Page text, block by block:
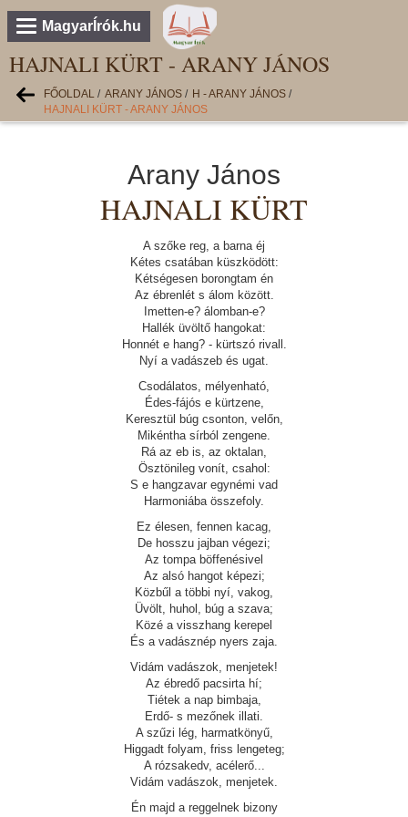
MagyarÍrók.hu
HAJNALI KÜRT - ARANY JÁNOS
FŐOLDAL / ARANY JÁNOS / H - ARANY JÁNOS /
HAJNALI KÜRT - ARANY JÁNOS
Arany János
HAJNALI KÜRT
A szőke reg, a barna éj
Kétes csatában küszködött:
Kétségesen borongtam én
Az ébrenlét s álom között.
Imetten-e? álomban-e?
Hallék üvöltő hangokat:
Honnét e hang? - kürtszó rivall.
Nyí a vadászeb és ugat.
Csodálatos, mélyenható,
Édes-fájós e kürtzene,
Keresztül búg csonton, velőn,
Mikéntha sírból zengene.
Rá az eb is, az oktalan,
Ösztönileg vonít, csahol:
S e hangzavar egynémi vad
Harmoniába összefoly.
Ez élesen, fennen kacag,
De hosszu jajban végezi;
Az tompa böffenésivel
Az alsó hangot képezi;
Közbűl a többi nyí, vakog,
Üvölt, huhol, búg a szava;
Közé a visszhang kerepel
És a vadásznép nyers zaja.
Vidám vadászok, menjetek!
Az ébredő pacsirta hí;
Tiétek a nap bimbaja,
Erdő- s mezőnek illati.
A szűzi lég, harmatkönyű,
Higgadt folyam, friss lengeteg;
A rózsakedv, acélerő...
Vidám vadászok, menjetek.
Én majd a reggelnek bizony